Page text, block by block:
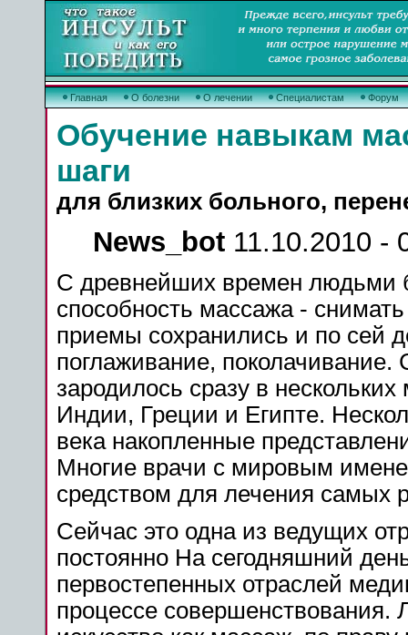
Главная О болезни О лечении Специалистам Форум
Обучение навыкам
шаги
для близких больного,
News_bot 11.10.2010 -
С древнейших времен людьми
способность массажа -
приемы сохранились и по сей
поглаживание, поколачивание.
зародилось сразу в
Индии, Греции и Египте.
века накопленные
Многие врачи с мировым
средством для лечения самых
Сейчас это одна из ведущих
постоянно На сегодняшний
первостепенных отраслей
процессе